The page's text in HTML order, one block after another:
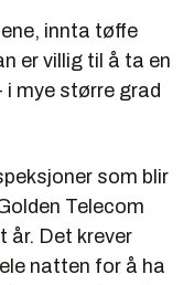
innta tøffe
er villig til å ta en
mye større grad
som blir
Telecom
år. Det krever
natten for å ha